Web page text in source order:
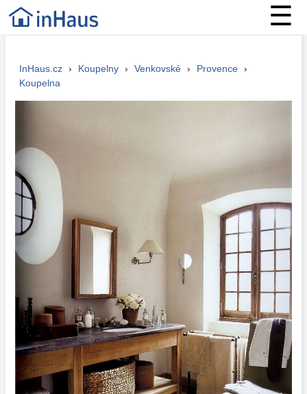
☰
InHaus.cz › Koupelny › Venkovské › Provence ›
Koupelna